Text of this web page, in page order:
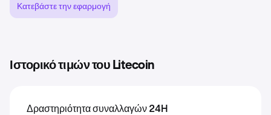
Κατεβάστε την εφαρμογή
Ιστορικό τιμών του Litecoin
Δραστηριότητα συναλλαγών 24H